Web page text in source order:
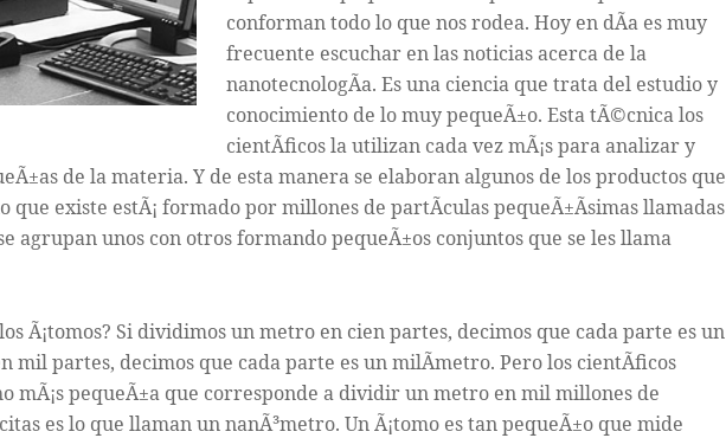
conforman todo lo que nos rodea. Hoy en dÃ­a es muy
frecuente escuchar en las noticias acerca de la
nanotecnologÃ­a. Es una ciencia que trata del estudio y
conocimiento de lo muy pequeÃ±o. Esta tÃ©cnica los
cientÃ­ficos la utilizan cada vez mÃ¡s para analizar y
de la materia. Y de esta manera se elaboran algunos de los productos que
que existe estÃ¡ formado por millones de partÃ­culas pequeÃ±Ã­simas llamadas
agrupan unos con otros formando pequeÃ±os conjuntos que se les llama
Ã¡tomos? Si dividimos un metro en cien partes, decimos que cada parte es un
mil partes, decimos que cada parte es un milÃ­metro. Pero los cientÃ­ficos
mÃ¡s pequeÃ±a que corresponde a dividir un metro en mil millones de
es lo que llaman un nanÃ³metro. Un Ã¡tomo es tan pequeÃ±o que mide